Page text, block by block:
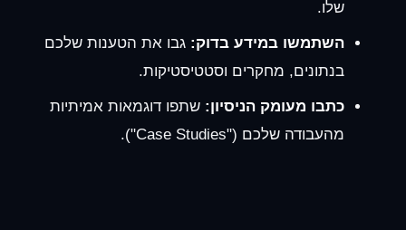
שלו.
השתמשו במידע בדוק: גבו את הטענות שלכם
בנתונים, מחקרים וסטטיסטיקות.
כתבו מעומק הניסיון: שתפו דוגמאות אמיתיות
מהעבודה שלכם ("Case Studies").